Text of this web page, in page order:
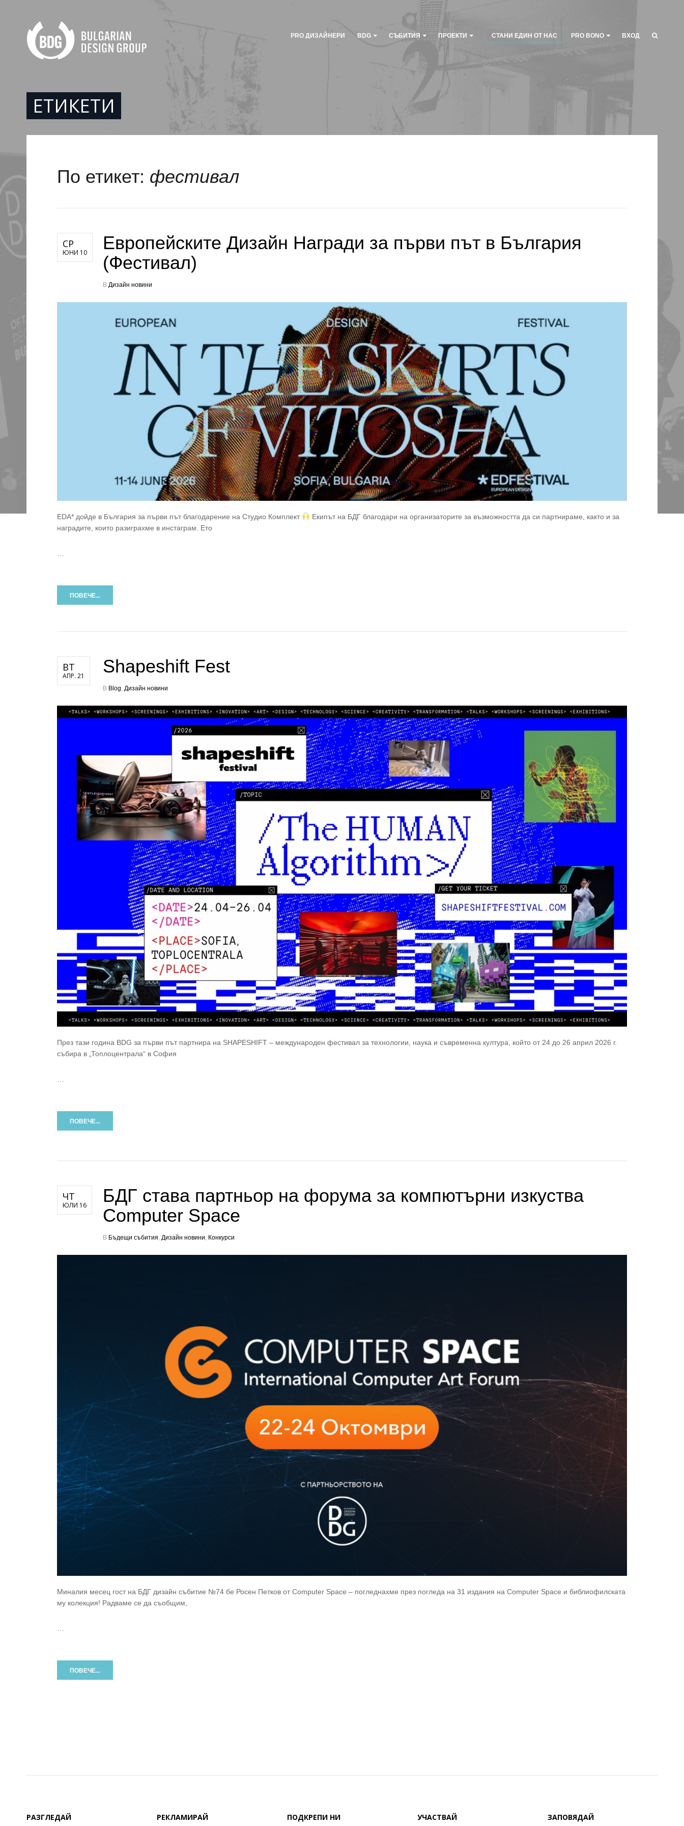
PRO ДИЗАЙНЕРИ BDG СЪБИТИЯ ПРОЕКТИ СТАНИ ЕДИН ОТ НАС PRO BONO ВХОД
ЕТИКЕТИ
По етикет: фестивал
СР
ЮНИ 10
Европейските Дизайн Награди за първи път в България
(Фестивал)
В Дизайн новини
EDA* дойде в България за първи път благодарение на Студио Комплект
Екипът на БДГ благодари на организаторите за възможността да си партнираме, както и за
наградите, които разиграхме в инстаграм. Ето
ПОВЕЧЕ...
ВТ
АПР. 21 Shapeshift Fest
В Blog Дизайн новини
През тази година BDG за първи път партнира на SHAPESHIFT – международен фестивал за технологии, наука и съвременна култура, който от 24 до 26 април 2026 г.
събира в „Топлоцентрала“ в София
ПОВЕЧЕ...
ЧТ
ЮЛИ 16
БДГ става партньор на форума за компютърни изкуства
Computer Space
В Бъдещи събития Дизайн новини Конкурси
Миналия месец гост на БДГ дизайн събитие №74 бе Росен Петков от Computer Space – погледнахме през погледа на 31 издания на Computer Space и библиофилската
му колекция! Радваме се да съобщим,
ПОВЕЧЕ...
РАЗГЛЕДАЙ РЕКЛАМИРАЙ ПОДКРЕПИ НИ УЧАСТВАЙ ЗАПОВЯДАЙ